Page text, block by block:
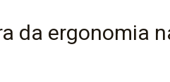
da ergonomia